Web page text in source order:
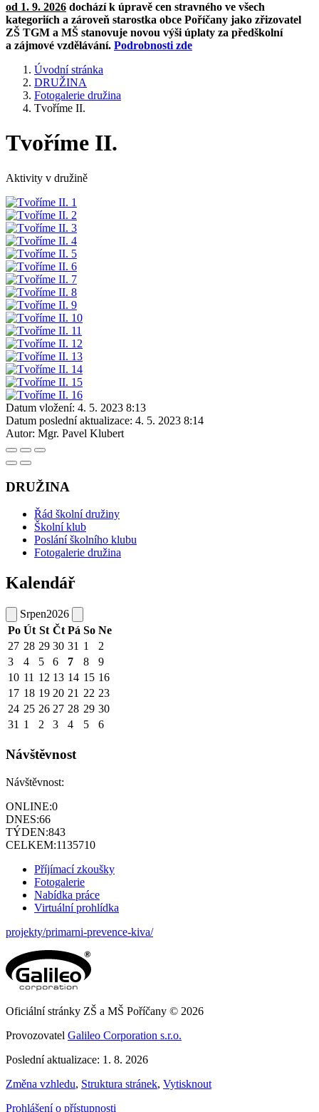
od 1. 9. 2026 dochází k úpravě cen stravného ve všech
kategoriích a zároveň starostka obce Poříčany jako zřizovatel
ZŠ TGM a MŠ stanovuje novou výši úplaty za předškolní
a zájmové vzdělávání. Podrobnosti zde
Úvodní stránka
DRUŽINA
Fotogalerie družina
Tvoříme II.
Tvoříme II.
Aktivity v družině
Datum vložení: 4. 5. 2023 8:13
Datum poslední aktualizace: 4. 5. 2023 8:14
Autor: Mgr. Pavel Klubert
DRUŽINA
Řád školní družiny
Školní klub
Poslání školního klubu
Fotogalerie družina
Kalendář
Srpen2026
Po Út St Čt Pá So Ne
27 28 29 30 31 1
2
3
4 5 6 7 8
9
10 11 12 13 14 15 16
17 18 19 20 21 22 23
24 25 26 27 28 29 30
31 1 2 3 4 5 6
Návštěvnost
Návštěvnost:
ONLINE:0
DNES:66
TÝDEN:843
CELKEM:1135710
Příjímací zkoušky
Fotogalerie
Nabídka práce
Virtuální prohlídka
projekty/primarni-prevence-kiva/
Oficiální stránky ZŠ a MŠ Poříčany © 2026
Provozovatel Galileo Corporation s.r.o.
Poslední aktualizace: 1. 8. 2026
Změna vzhledu, Struktura stránek, Vytisknout
Prohlášení o přístupnosti